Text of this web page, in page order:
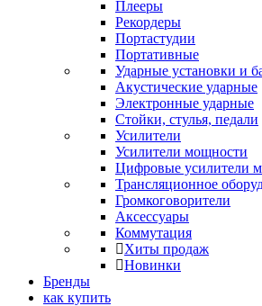
Плееры
Рекордеры
Портастудии
Портативные
Ударные установки и
Акустические ударные
Электронные ударные
Стойки, стулья, педали
Усилители
Усилители мощности
Цифровые усилители
Трансляционное
Громкоговорители
Аксессуары
Коммутация
Хиты продаж
Новинки
Бренды
как купить